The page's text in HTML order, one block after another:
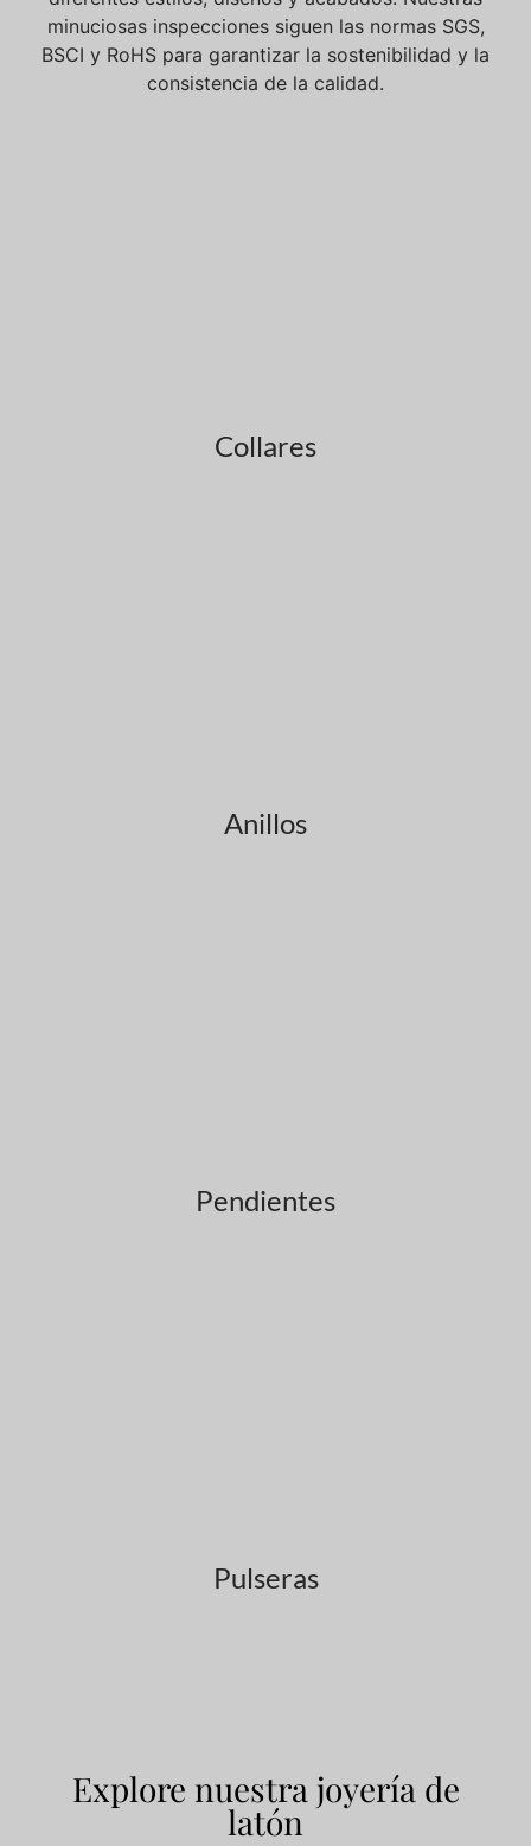
minuciosas inspecciones siguen las normas SGS,
BSCI y RoHS para garantizar la sostenibilidad y la
consistencia de la calidad.
Collares
Anillos
Pendientes
Pulseras
Explore nuestra joyería de
latón